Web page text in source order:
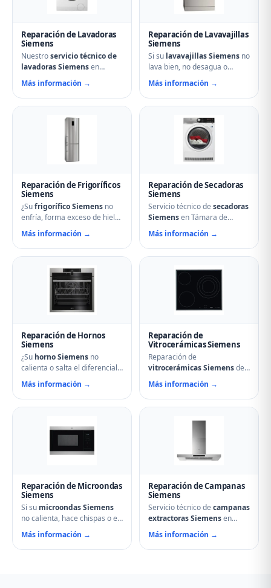
Reparación de Lavadoras
Siemens
Nuestroservicio técnico de
lavadoras Siemensen
Támara de Campos soluciona
cualquier avería: problemas
de centrifugado, fugas de
en el arranque o problemas
especializados con repuestos
originales Siemens y
reparación el mismo día.
Más información →
Reparación de Lavavajillas
Siemens
Si su lavavajillas Siemens no
lava bien, no desagua o
muestra errores en el display,
nuestro servicio técnico en
Támara de Campos puede
aspersores obstruidos,
bombas de desagüe,
problemas de secado y fallos
electrónicos con piezas
Más información →
Reparación de Frigoríficos
Siemens
¿Sufrigorífico Siemens no
enfría, forma exceso de hielo
o hace ruidos extraños?
Nuestros técnicos en Támara
de Campos reparan
sistemas No Frost, fugas de
gas refrigerante y problemas
de descarche. Servicio
urgente para evitar pérdida
de alimentos.
Más información →
Reparación de Secadoras
Siemens
Servicio técnico de secadoras
Siemensen Támara de
Campos. Reparamos
problemas de calentamiento,
tambor que no gira,
condensadores averiados y
fallos en el secado.
Mantenimiento preventivo y
limpieza de filtros incluido en
Más información →
Reparación de Hornos
Siemens
¿Su horno Siemens no
calienta o salta el diferencial?
Nuestro servicio técnico en
Támara de Campos repara
resistencias, ventiladores,
Especialistas en hornos
multifunción, pirolíticos y de
vapor Siemens.
Más información →
Reparación de
Vitrocerámicas Siemens
Reparación de
vitrocerámicas Siemensde
inducción y de cocción en
Támara de Campos.
Solucionamos fuegos que no
mandos que no responden,
fallos en módulos de
inducción y problemas de
regulación de temperatura.
Más información →
Reparación de Microondas
Siemens
Si su microondas Siemens
no calienta, hace chispas o el
plato no gira, contacte con
nuestro servicio técnico en
Támara de Campos.
Más información →
Reparación de Campanas
Siemens
Servicio técnico de campanas
extractoras Siemensen
Támara de Campos.
Reparamos motores,
problemas de aspiración,
Más información →